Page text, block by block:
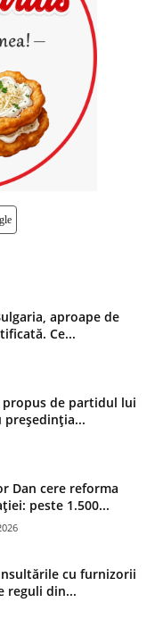
aproape de
Ce...
de partidul lui
președinția...
Dan cere reforma
peste 1.500...
cu furnizorii
reguli din...